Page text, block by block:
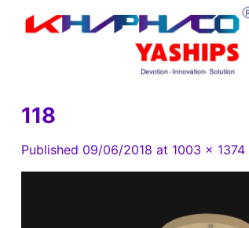
118
Published 09/06/2018 at 1003 × 1374